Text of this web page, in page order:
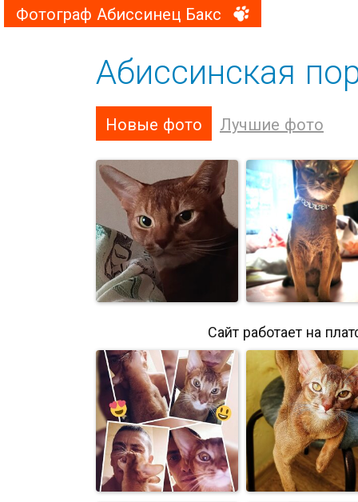
Фотограф Абиссинец Бакс
Абиссинская
Новые фото Лучшие фото
Абиссинец Бакс
очень
интригующий
взгляд
Абиссинец
получил
ошейник ...
Сайт работает на